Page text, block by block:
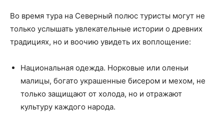
Во время тура на Северный полюс туристы могут не
только услышать увлекательные истории о древних
традициях, но и воочию увидеть их воплощение:
Национальная одежда. Норковые или оленьи
малицы, богато украшенные бисером и мехом, не
только защищают от холода, но и отражают
культуру каждого народа.